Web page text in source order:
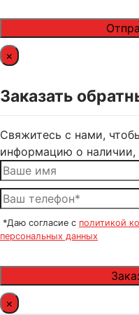
×
Заказать
Свяжитесь с нами,
информацию о наличии,
*Даю согласие с политикой
персональных данных
×